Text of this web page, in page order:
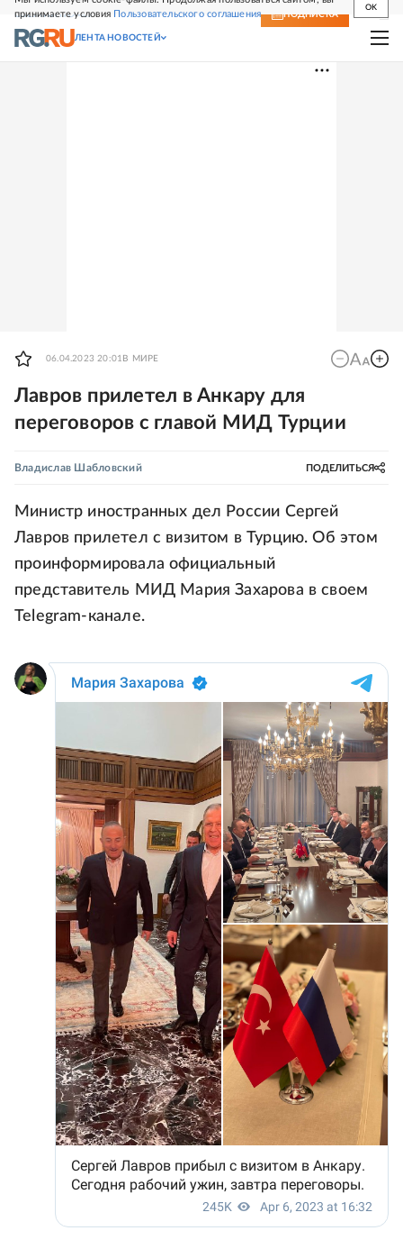
принимаете условия Пользовательского соглашения
OK
СВЕЖИЙ НОМЕР ПОДПИСКА
ЛЕНТА НОВОСТЕЙ
06.04.2023 20:01 В МИРЕ
Лавров прилетел в Анкару для
переговоров с главой МИД Турции
Владислав Шабловский ПОДЕЛИТЬСЯ
Министр иностранных дел России Сергей
Лавров прилетел с визитом в Турцию. Об этом
проинформировала официальный
представитель МИД Мария Захарова в своем
Telegram-канале.